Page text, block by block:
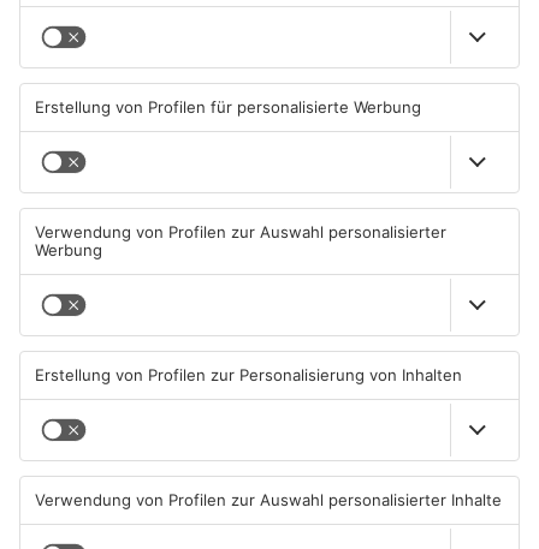
Wo ist Ricardo Zaragoza
Gonzalez aus Hanau?
07.08.2026, 14:43 UHR IN HANAU
Verkäufer in Hanau ein
07.08.2026, 14:28 UHR IN HANAU
Tatverdächtiger nach Tod
einer 37-Jährigen in Hanau
wieder frei
Prozess in Hanau: Mann soll
13-Jährige missbraucht